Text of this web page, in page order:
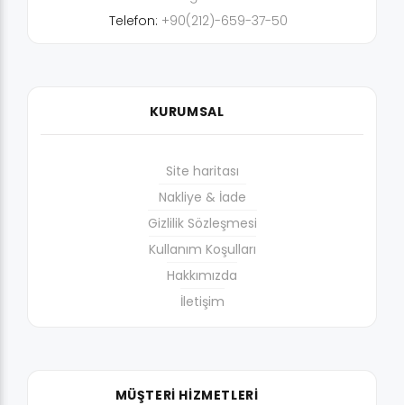
Telefon: +90(212)-659-37-50
KURUMSAL
Site haritası
Nakliye & İade
Gizlilik Sözleşmesi
Kullanım Koşulları
Hakkımızda
İletişim
MÜŞTERİ HİZMETLERİ